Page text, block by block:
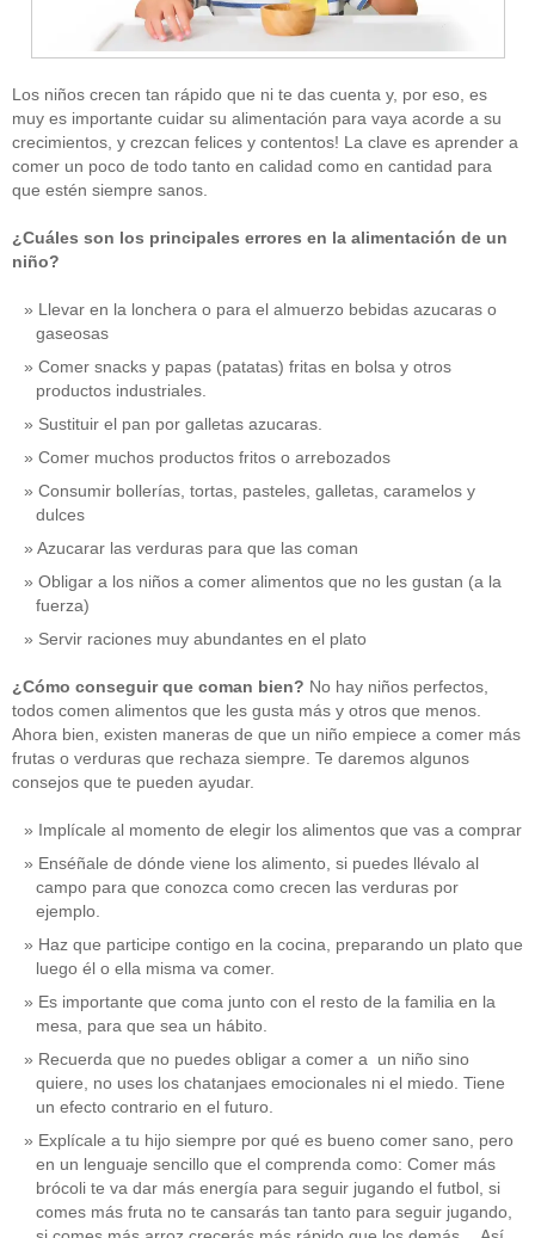
Los niños crecen tan rápido que ni te das cuenta y, por eso, es
muy es importante cuidar su alimentación para vaya acorde a su
crecimientos, y crezcan felices y contentos! La clave es aprender a
comer un poco de todo tanto en calidad como en cantidad para
que estén siempre sanos.
¿Cuáles son los principales errores en la alimentación de un
niño?
Llevar en la lonchera o para el almuerzo bebidas azucaras o
gaseosas
Comer snacks y papas (patatas) fritas en bolsa y otros
productos industriales.
Sustituir el pan por galletas azucaras.
Comer muchos productos fritos o arrebozados
Consumir bollerías, tortas, pasteles, galletas, caramelos y
dulces
Azucarar las verduras para que las coman
Obligar a los niños a comer alimentos que no les gustan (a la
fuerza)
Servir raciones muy abundantes en el plato
¿Cómo conseguir que coman bien? No hay niños perfectos,
todos comen alimentos que les gusta más y otros que menos.
Ahora bien, existen maneras de que un niño empiece a comer más
frutas o verduras que rechaza siempre. Te daremos algunos
consejos que te pueden ayudar.
Implícale al momento de elegir los alimentos que vas a comprar
Enséñale de dónde viene los alimento, si puedes llévalo al
campo para que conozca como crecen las verduras por
ejemplo.
Haz que participe contigo en la cocina, preparando un plato que
luego él o ella misma va comer.
Es importante que coma junto con el resto de la familia en la
mesa, para que sea un hábito.
Recuerda que no puedes obligar a comer a un niño sino
quiere, no uses los chatanjaes emocionales ni el miedo. Tiene
un efecto contrario en el futuro.
Explícale a tu hijo siempre por qué es bueno comer sano, pero
en un lenguaje sencillo que el comprenda como: Comer más
brócoli te va dar más energía para seguir jugando el futbol, si
comes más fruta no te cansarás tan tanto para seguir jugando,